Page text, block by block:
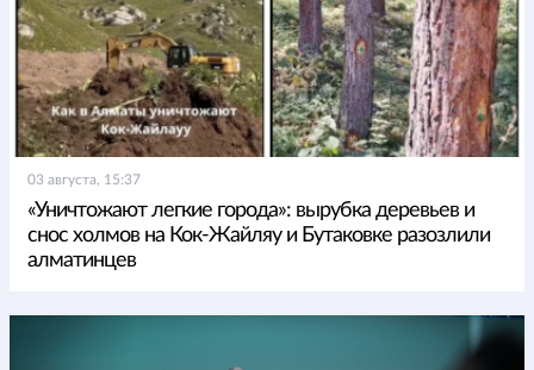
03 августа, 15:37
«Уничтожают легкие города»: вырубка деревьев и
снос холмов на Кок-Жайляу и Бутаковке разозлили
алматинцев